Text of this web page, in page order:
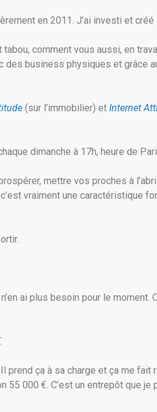
en 2011. J’ai investi et
tabou, comment vous aussi, en
des business physiques et grâce
(sur l’immobilier) et Internet
dimanche à 17h, heure de
mettre vos proches à
c’est vraiment une caractéristique
ai plus besoin pour le moment.
prend ça à sa charge et ça me fait
55 000 €. C’est un entrepôt que